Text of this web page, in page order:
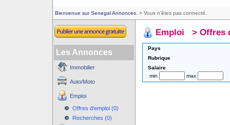
Bienvenue sur Senegal Annonces. > Vous n'êtes pas connecté.
Les Annonces
Immobilier
Auto/Moto
Emploi
Offres d'emploi (0)
Recherches (0)
Emploi > Offres
Pays
Rubrique
Salaire
min
max